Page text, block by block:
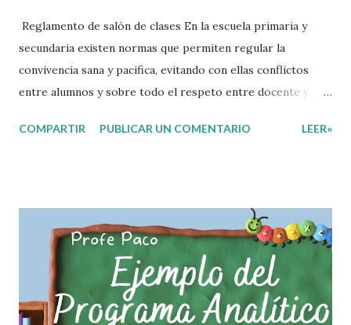
Reglamento de salón de clases En la escuela primaria y
secundaria existen normas que permiten regular la
convivencia sana y pacifica, evitando con ellas conflictos
entre alumnos y sobre todo el respeto entre docente y
normas con responsabilidad en un futuro será un ciudadano
pequeños, entiendan, analizan y practiquen las grandes
responsabilidades que conlleva ser un buen ciudadano. A
continuación les compartimos algunos ejemplos de reglas
de salón de clases: 1. Cumplo con mis tareas y trabajos. 2.
Cuidado mi higiene personal. 3. Levanto la mano para
COMPARTIR PUBLICAR UN COMENTARIO LEER»